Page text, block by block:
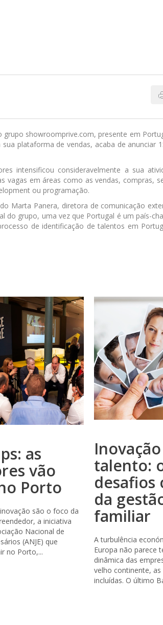
showroomprive.com, presente em
plataforma de vendas, acaba de anunciar
intensificou consideravelmente a sua
vagas em áreas como as vendas, compras,
ou programação.
Marta Panera, diretora de comunicação
grupo, uma vez que Portugal é um país-
de identificação de talentos em
as
vão
Porto
são o foco da
a iniciativa
Nacional de
(ANJE) que
no Porto,...
talento:
desafios
da
familiar
A turbulência
Europa não parece
dinâmica das
velho continente,
incluídas. O último